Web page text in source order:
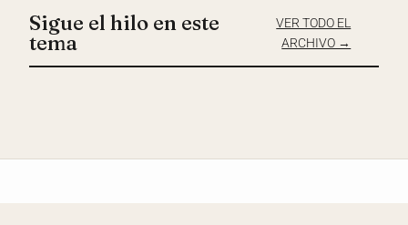
Sigue el hilo en este
tema
VER TODO EL
ARCHIVO →